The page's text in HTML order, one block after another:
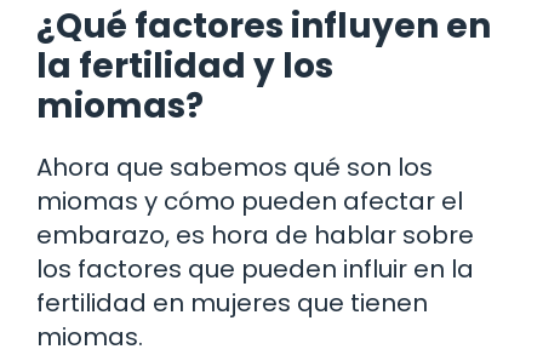
¿Qué factores influyen en
la fertilidad y los
miomas?
Ahora que sabemos qué son los
miomas y cómo pueden afectar el
embarazo, es hora de hablar sobre
los factores que pueden influir en la
fertilidad en mujeres que tienen
miomas.